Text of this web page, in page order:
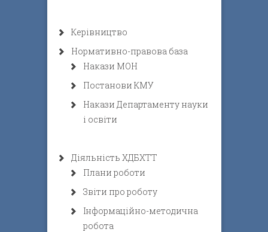
Керівництво
Нормативно-правова база
Накази МОН
Постанови КМУ
Накази Департаменту науки
і освіти
Діяльність ХДБХТТ
Плани роботи
Звіти про роботу
Інформаційно-методична
робота